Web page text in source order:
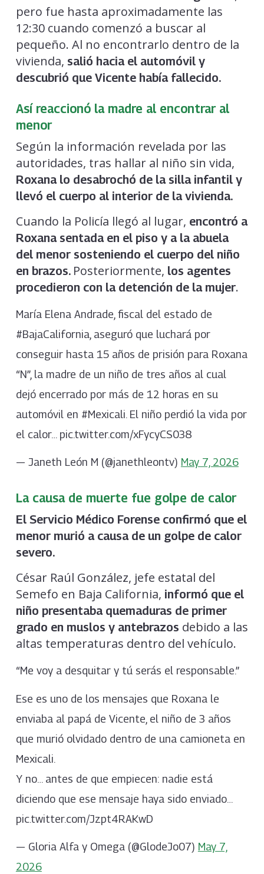
pero fue hasta aproximadamente las
12:30 cuando comenzó a buscar al
pequeño. Al no encontrarlo dentro de la
vivienda, salió hacia el automóvil y
descubrió que Vicente había fallecido.
Así reaccionó la madre al encontrar al
menor
Según la información revelada por las
autoridades, tras hallar al niño sin vida,
Roxana lo desabrochó de la silla infantil y
llevó el cuerpo al interior de la vivienda.
Cuando la Policía llegó al lugar, encontró a
Roxana sentada en el piso y a la abuela
del menor sosteniendo el cuerpo del niño
en brazos. Posteriormente, los agentes
procedieron con la detención de la mujer.
María Elena Andrade, fiscal del estado de
#BajaCalifornia, aseguró que luchará por
conseguir hasta 15 años de prisión para Roxana
“N”, la madre de un niño de tres años al cual
dejó encerrado por más de 12 horas en su
automóvil en #Mexicali. El niño perdió la vida por
el calor… pic.twitter.com/xFycyCS038
— Janeth León M (@janethleontv) May 7, 2026
La causa de muerte fue golpe de calor
El Servicio Médico Forense confirmó que el
menor murió a causa de un golpe de calor
severo.
César Raúl González, jefe estatal del
Semefo en Baja California, informó que el
niño presentaba quemaduras de primer
grado en muslos y antebrazos debido a las
altas temperaturas dentro del vehículo.
“Me voy a desquitar y tú serás el responsable.”
Ese es uno de los mensajes que Roxana le
enviaba al papá de Vicente, el niño de 3 años
que murió olvidado dentro de una camioneta en
Mexicali.
Y no… antes de que empiecen: nadie está
diciendo que ese mensaje haya sido enviado…
pic.twitter.com/Jzpt4RAKwD
— Gloria Alfa y Omega (@GlodeJo07) May 7,
2026